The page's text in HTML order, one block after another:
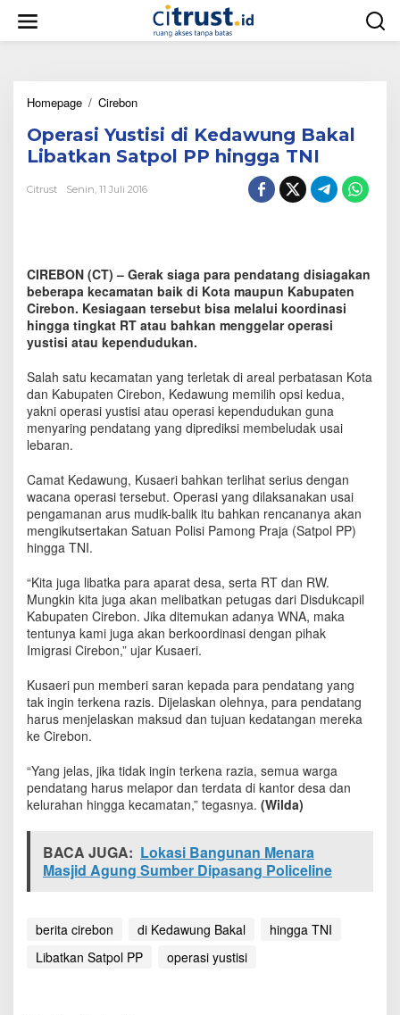
w
Homepage / Cirebon
e
r
a
s
i
s
i
d
i
e
d
a
w
g
B
a
k
a
i
b
a
t
k
n
S
a
t
l
P
P
n
g
T
N
I
Operasi Yustisi di Kedawung Bakal
Libatkan Satpol PP hingga TNI
Citrust Senin, 11 Juli 2016
CIREBON (CT) – Gerak siaga para pendatang disiagakan
beberapa kecamatan baik di Kota maupun Kabupaten
Cirebon. Kesiagaan tersebut bisa melalui koordinasi
hingga tingkat RT atau bahkan menggelar operasi
yustisi atau kependudukan.
Salah satu kecamatan yang terletak di areal perbatasan Kota
dan Kabupaten Cirebon, Kedawung memilih opsi kedua,
yakni operasi yustisi atau operasi kependudukan guna
menyaring pendatang yang diprediksi membeludak usai
lebaran.
Camat Kedawung, Kusaeri bahkan terlihat serius dengan
wacana operasi tersebut. Operasi yang dilaksanakan usai
pengamanan arus mudik-balik itu bahkan rencananya akan
mengikutsertakan Satuan Polisi Pamong Praja (Satpol PP)
hingga TNI.
“Kita juga libatka para aparat desa, serta RT dan RW.
Mungkin kita juga akan melibatkan petugas dari Disdukcapil
Kabupaten Cirebon. Jika ditemukan adanya WNA, maka
tentunya kami juga akan berkoordinasi dengan pihak
Imigrasi Cirebon,” ujar Kusaeri.
Kusaeri pun memberi saran kepada para pendatang yang
tak ingin terkena razis. Dijelaskan olehnya, para pendatang
harus menjelaskan maksud dan tujuan kedatangan mereka
ke Cirebon.
“Yang jelas, jika tidak ingin terkena razia, semua warga
pendatang harus melapor dan terdata di kantor desa dan
kelurahan hingga kecamatan,” tegasnya. (Wilda)
BACA JUGA: Lokasi Bangunan Menara
Masjid Agung Sumber Dipasang Policeline
berita cirebon di Kedawung Bakal
hingga TNI
Libatkan Satpol PP
operasi yustisi